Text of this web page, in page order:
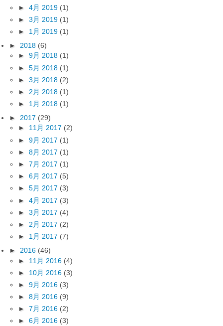
► 4月 2019 (1)
► 3月 2019 (1)
► 1月 2019 (1)
► 2018 (6)
► 9月 2018 (1)
► 5月 2018 (1)
► 3月 2018 (2)
► 2月 2018 (1)
► 1月 2018 (1)
► 2017 (29)
► 11月 2017 (2)
► 9月 2017 (1)
► 8月 2017 (1)
► 7月 2017 (1)
► 6月 2017 (5)
► 5月 2017 (3)
► 4月 2017 (3)
► 3月 2017 (4)
► 2月 2017 (2)
► 1月 2017 (7)
► 2016 (46)
► 11月 2016 (4)
► 10月 2016 (3)
► 9月 2016 (3)
► 8月 2016 (9)
► 7月 2016 (2)
► 6月 2016 (3)